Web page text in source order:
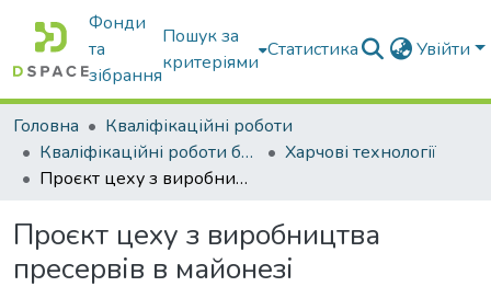
Фонди
та
зібрання
Пошук за
критеріями
Статистика Увійти
Головна
Кваліфікаційні роботи
Кваліфікаційні роботи бакалаврів
Харчові технології
Проєкт цеху з виробництва пресервів в майонезі
Проєкт цеху з виробництва
пресервів в майонезі